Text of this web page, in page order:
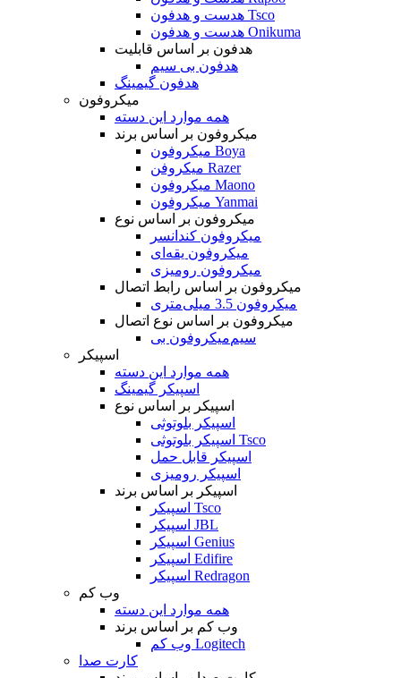
هدست و هدفون Tsco
هدست و هدفون Onikuma
هدفون بر اساس قابلیت
هدفون بی سیم
هدفون گیمینگ
میکروفون
همه موارد این دسته
میکروفون بر اساس برند
میکروفون Boya
میکروفن Razer
میکروفون Maono
میکروفون Yanmai
میکروفون بر اساس نوع
میکروفون کندانسر
میکروفون یقه‌ای
میکروفون رومیزی
میکروفون بر اساس رابط اتصال
میکروفون 3.5 میلی‌متری
میکروفون بر اساس نوع اتصال
میکروفون بی‌‎سیم
اسپیکر
همه موارد این دسته
اسپیکر گیمینگ
اسپیکر بر اساس نوع
اسپیکر بلوتوثی
اسپیکر بلوتوثی Tsco
اسپیکر قابل حمل
اسپیکر رومیزی
اسپیکر بر اساس برند
اسپیکر Tsco
اسپیکر JBL
اسپیکر Genius
اسپیکر Edifire
اسپیکر Redragon
وب کم
همه موارد این دسته
وب کم بر اساس برند
وب کم Logitech
کارت صدا